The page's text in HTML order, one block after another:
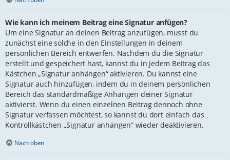
Wie kann ich meinem Beitrag eine Signatur anfügen?
Um eine Signatur an deinen Beitrag anzufügen, musst du
zunächst eine solche in den Einstellungen in deinem
persönlichen Bereich entwerfen. Nachdem du die Signatur
erstellt und gespeichert hast, kannst du in jedem Beitrag das
Kästchen „Signatur anhängen“ aktivieren. Du kannst eine
Signatur auch hinzufügen, indem du in deinem persönlichen
Bereich das standardmäßige Anhängen deiner Signatur
aktivierst. Wenn du einen einzelnen Beitrag dennoch ohne
Signatur verfassen möchtest, so kannst du dort einfach das
Kontrollkästchen „Signatur anhängen“ wieder deaktivieren.
Nach oben